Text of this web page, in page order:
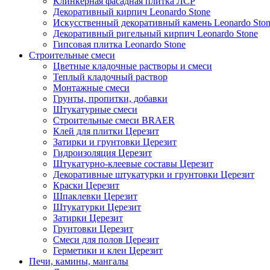
Декоративный кирпич Leonardo Stone
Искусственный декоративный камень Leonardo
Декоративный ригельный кирпич Leonardo Stone
Гипсовая плитка Leonardo Stone
Строительные смеси
Цветные кладочные растворы и смеси
Теплый кладочный раствор
Монтажные смеси
Грунты, пропитки, добавки
Штукатурные смеси
Строительные смеси BRAER
Клей для плитки Церезит
Затирки и грунтовки Церезит
Гидроизоляция Церезит
Штукатурно-клеевые составы Церезит
Декоративные штукатурки и грунтовки Церезит
Краски Церезит
Шпаклевки Церезит
Штукатурки Церезит
Затирки Церезит
Грунтовки Церезит
Смеси для полов Церезит
Герметики и клеи Церезит
Печи, камины, мангалы